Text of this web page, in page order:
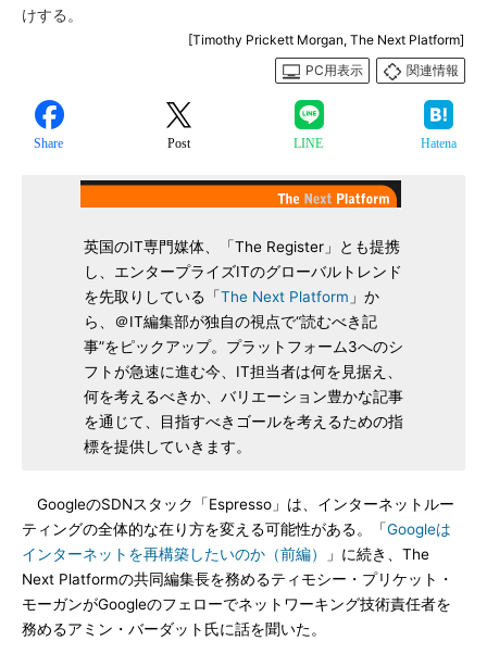
けする。
[Timothy Prickett Morgan, The Next Platform]
PC用表示
関連情報
Share Post LINE Hatena
英国のIT専門媒体、「The Register」とも提携
し、エンタープライズITのグローバルトレンド
を先取りしている「The Next Platform 」か
ら、＠IT編集部が独自の視点で“読むべき記
事”をピックアップ。プラットフォーム3へのシ
フトが急速に進む今、IT担当者は何を見据え、
何を考えるべきか、バリエーション豊かな記事
を通じて、目指すべきゴールを考えるための指
標を提供していきます。
GoogleのSDNスタック「Espresso」は、インターネットルー
ティングの全体的な在り方を変える可能性がある。「Googleは
インターネットを再構築したいのか（前編）
」に続き、The
Next Platformの共同編集長を務めるティモシー・プリケット・
モーガンがGoogleのフェローでネットワーキング技術責任者を
務めるアミン・バーダット氏に話を聞いた。